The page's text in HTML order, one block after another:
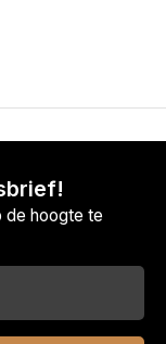
de hoogte te